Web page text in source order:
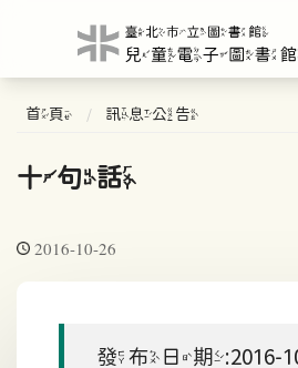
首頁 訊息公告
十句話
2016-10-26
發布日期:2016-